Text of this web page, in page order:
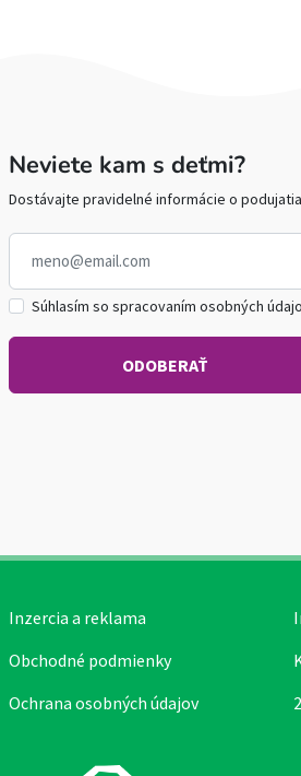
Neviete kam s deťmi?
Dostávajte pravidelné informácie o
Súhlasím so spracovaním osobných
Inzercia a reklama
Obchodné podmienky
Ochrana osobných údajov